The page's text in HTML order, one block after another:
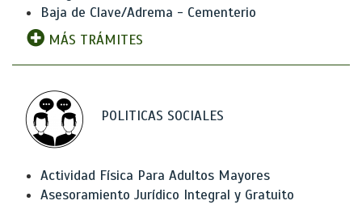
Baja de Clave/Adrema - Cementerio
MÁS TRÁMITES
POLITICAS SOCIALES
Actividad Física Para Adultos Mayores
Asesoramiento Jurídico Integral y Gratuito